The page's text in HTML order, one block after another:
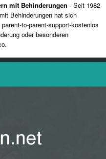
mit Behinderungen - Seit 1982
Behinderungen hat sich
to-parent-support-kostenlos
oder besonderen